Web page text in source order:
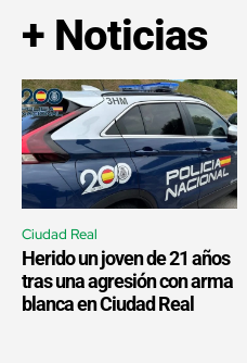
+ Noticias
Ciudad Real
Herido un joven de 21 años
tras una agresión con arma
blanca en Ciudad Real